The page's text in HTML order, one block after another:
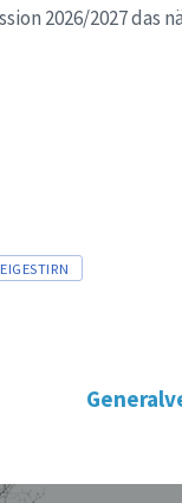
2026/2027 das